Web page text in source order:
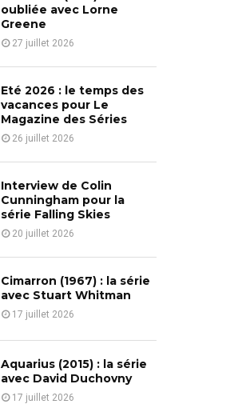
H
oubliée avec Lorne
Greene
27 juillet 2026
Eté 2026 : le temps des
vacances pour Le
Magazine des Séries
26 juillet 2026
Interview de Colin
Cunningham pour la
série Falling Skies
20 juillet 2026
Cimarron (1967) : la série
avec Stuart Whitman
17 juillet 2026
Aquarius (2015) : la série
avec David Duchovny
17 juillet 2026